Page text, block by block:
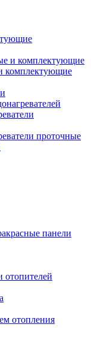
и комплектующие
комплектующие
проточные
панели
отопителей
отопления